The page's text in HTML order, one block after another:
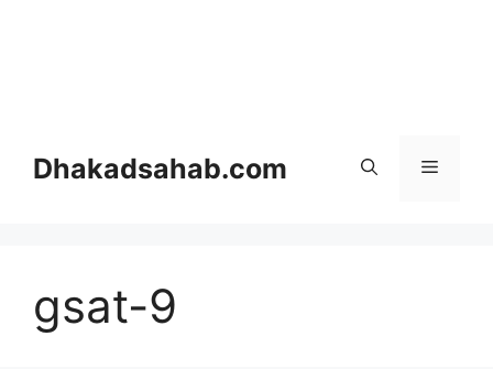
Dhakadsahab.com
gsat-9